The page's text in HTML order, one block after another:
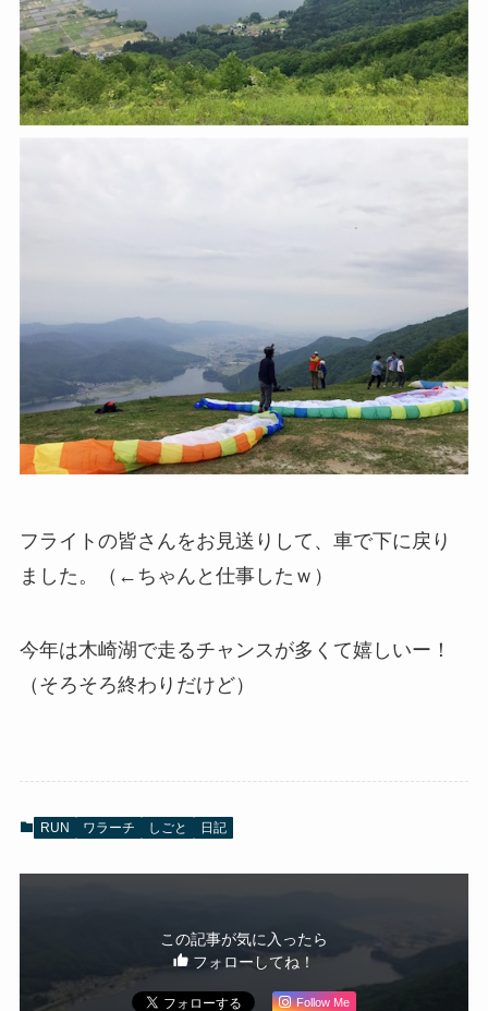
フライトの皆さんをお見送りして、車で下に戻り
ました。（←ちゃんと仕事したｗ）
今年は木崎湖で走るチャンスが多くて嬉しいー！
（そろそろ終わりだけど）
RUN ワラーチ しごと 日記
この記事が気に入ったら
フォローしてね！
Follow Me